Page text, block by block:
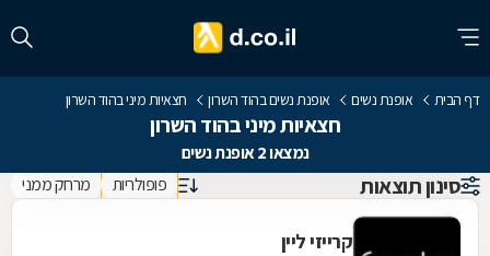
דף הבית אופנת נשים אופנת נשים בהוד השרון חצאיות מיני בהוד השרון
חצאיות מיני בהוד השרון
נמצאו 2 אופנת נשים
סינון תוצאות פופולריות מרחק ממני
קרייזי ליין